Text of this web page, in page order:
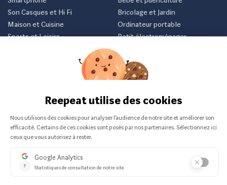
Vendu sur :
Son Casques et Hi Fi
Maison et Cuisine
Sports et Loisirs
Bricolage et Jardin
Ordinateur portable
Petit électroménager
Je m'abonne
Nous ne communiquerons jamais votre e-mail.
© 2026 Reepeat